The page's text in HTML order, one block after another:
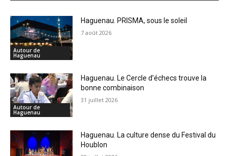
Autour de
Haguenau
Haguenau. PRISMA, sous le soleil
7 août 2026
Autour de
Haguenau
Haguenau. Le Cercle d’échecs trouve la
bonne combinaison
31 juillet 2026
Haguenau. La culture dense du Festival du
Houblon